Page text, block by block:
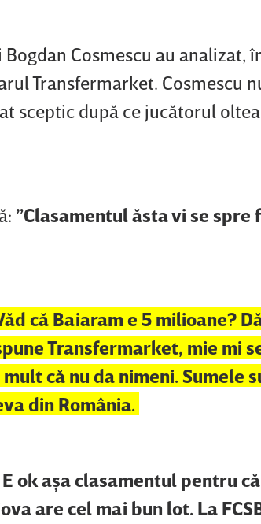
Bogdan Cosmescu au analizat,
Transfermarket. Cosmescu
sceptic după ce jucătorul
”Clasamentul ăsta vi se
că Baiaram e 5 milioane?
Transfermarket, mie mi
că nu da nimeni. Sumele
din România.
E ok aşa clasamentul pentru
are cel mai bun lot. La